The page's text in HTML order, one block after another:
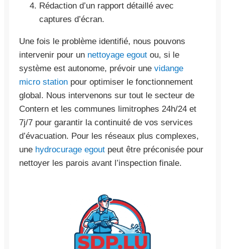
Rédaction d’un rapport détaillé avec
captures d’écran.
Une fois le problème identifié, nous pouvons
intervenir pour un nettoyage egout ou, si le
système est autonome, prévoir une vidange
micro station pour optimiser le fonctionnement
global. Nous intervenons sur tout le secteur de
Contern et les communes limitrophes 24h/24 et
7j/7 pour garantir la continuité de vos services
d’évacuation. Pour les réseaux plus complexes,
une hydrocurage egout peut être préconisée pour
nettoyer les parois avant l’inspection finale.